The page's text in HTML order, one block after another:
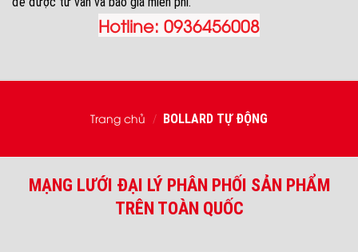
Hotline: 0936456008
Trang chủ / BOLLARD TỰ ĐỘNG
MẠNG LƯỚI ĐẠI LÝ PHÂN PHỐI SẢN PHẨM
TRÊN TOÀN QUỐC